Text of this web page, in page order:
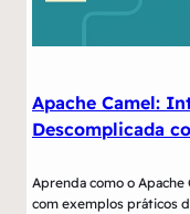
Apache Camel:
Descomplicada
Aprenda como o
com exemplos práticos